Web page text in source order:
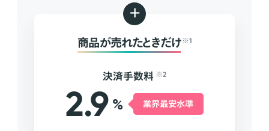
+
商品が売れたときだけ ※1
決済手数料 ※2
2.9 % 業界最安水準